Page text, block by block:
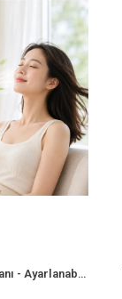
Bidebuvar Mini El Fanı - Ayarlanabilir Hız - Dijital Gösterge - 5W - Karışık Renk